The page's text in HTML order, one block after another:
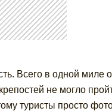
Всего в одной миле
не могло
туристы просто